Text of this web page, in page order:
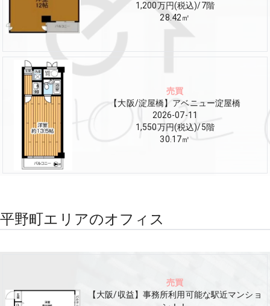
1,200万円(税込)/7階
28.42㎡
売買
【大阪/淀屋橋】アベニュー淀屋橋
2026-07-11
1,550万円(税込)/5階
30.17㎡
平野町エリアのオフィス
売買
【大阪/収益】事務所利用可能な駅近マンショ